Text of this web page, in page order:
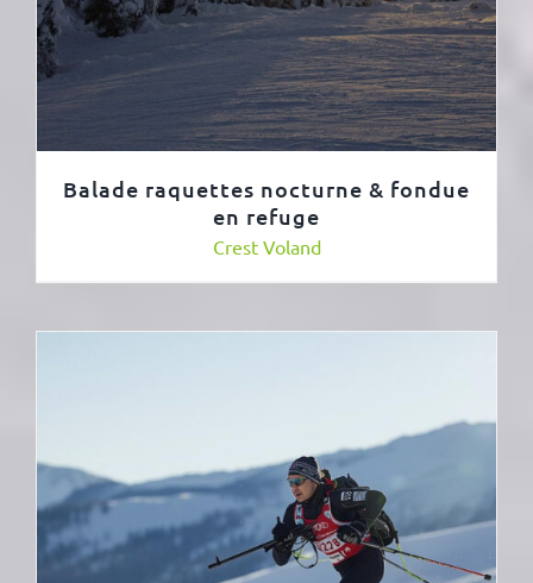
Balade raquettes nocturne & fondue
en refuge
Crest Voland